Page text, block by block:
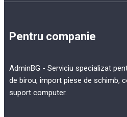
Pentru companie
AdminBG - Serviciu specializat
de birou, import piese de schimb,
suport computer.